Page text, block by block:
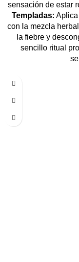
sensación de estar
Templadas: Aplica
con la mezcla
la fiebre y
sencillo ritual